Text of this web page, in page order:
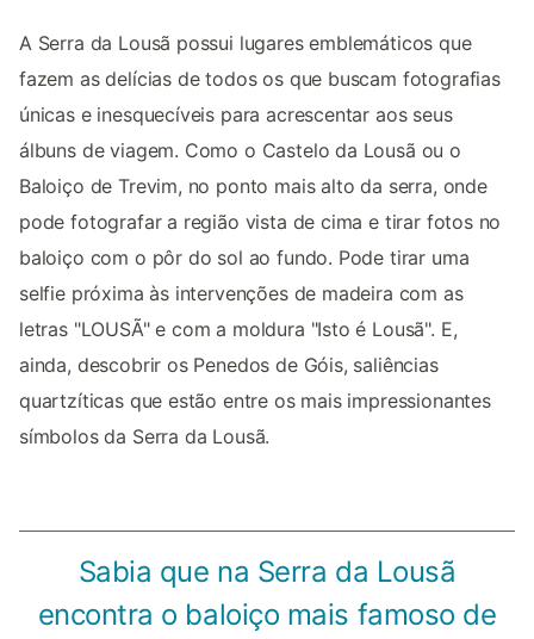
A Serra da Lousã possui lugares emblemáticos que
fazem as delícias de todos os que buscam fotografias
únicas e inesquecíveis para acrescentar aos seus
álbuns de viagem. Como o Castelo da Lousã ou o
Baloiço de Trevim, no ponto mais alto da serra, onde
pode fotografar a região vista de cima e tirar fotos no
baloiço com o pôr do sol ao fundo. Pode tirar uma
selfie próxima às intervenções de madeira com as
letras "LOUSÃ" e com a moldura "Isto é Lousã". E,
ainda, descobrir os Penedos de Góis, saliências
quartzíticas que estão entre os mais impressionantes
símbolos da Serra da Lousã.
Sabia que na Serra da Lousã
encontra o baloiço mais famoso de